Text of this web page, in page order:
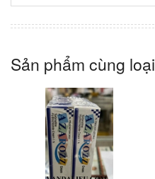
Sản phẩm cùng loại